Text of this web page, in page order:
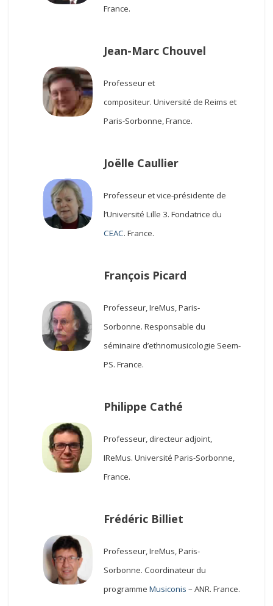
France.
Jean-Marc Chouvel
Professeur et
compositeur. Université de Reims et
Paris-Sorbonne, France.
Joëlle Caullier
Professeur et vice-présidente de
l’Université Lille 3. Fondatrice du
CEAC. France.
François Picard
Professeur, IreMus, Paris-
Sorbonne. Responsable du
séminaire d’ethnomusicologie Seem-
PS. France.
Philippe Cathé
Professeur, directeur adjoint,
IReMus. Université Paris-Sorbonne,
France.
Frédéric Billiet
Professeur, IreMus, Paris-
Sorbonne. Coordinateur du
programme Musiconis – ANR. France.